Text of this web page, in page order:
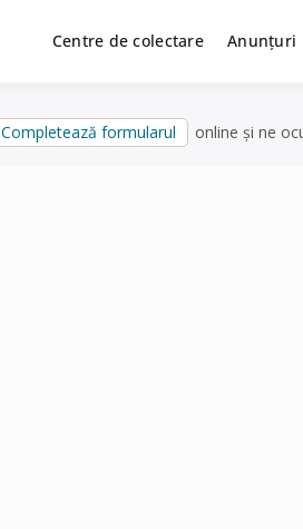
Centre de colectare Anunțuri
Completează formularul online și ne